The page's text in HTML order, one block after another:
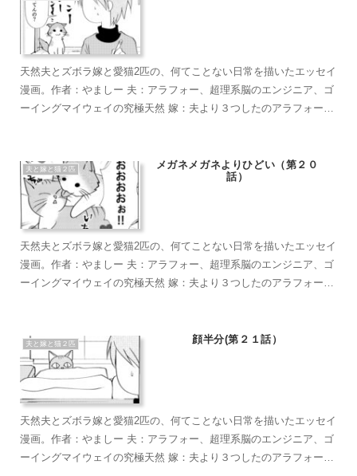
求がすごい。やりたい放題のバ…やんちゃ坊主
天然夫とズボラ嫁と愛猫2匹の、何てことない日常を描いたエッセイ
漫画。作者：やましー 夫：アラフォー、超理系脳のエンジニア、ゴ
ーイングマイウェイの究極天然 嫁：夫より３つしたのアラフォー、
えん坊のもふもふ こぶ茶：抱っこが大好きラグドール。遊びへの欲
求がすごい。やりたい放題のバ…やんちゃ坊主
夫と嫁と猫２匹
メガネメガネよりひどい（第２０
話）
天然夫とズボラ嫁と愛猫2匹の、何てことない日常を描いたエッセイ
漫画。作者：やましー 夫：アラフォー、超理系脳のエンジニア、ゴ
ーイングマイウェイの究極天然 嫁：夫より３つしたのアラフォー、
えん坊のもふもふ こぶ茶：抱っこが大好きラグドール。遊びへの欲
求がすごい。やりたい放題のバ…やんちゃ坊主
夫と嫁と猫２匹 顔半分(第２１話）
天然夫とズボラ嫁と愛猫2匹の、何てことない日常を描いたエッセイ
漫画。作者：やましー 夫：アラフォー、超理系脳のエンジニア、ゴ
ーイングマイウェイの究極天然 嫁：夫より３つしたのアラフォー、